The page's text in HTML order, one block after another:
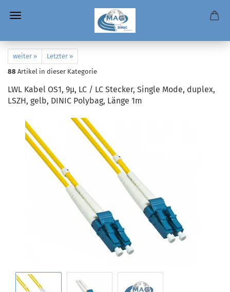
weiter »
Letzter »
88 Artikel in dieser Kategorie
LWL Kabel OS1, 9µ, LC / LC Stecker, Single Mode, duplex,
LSZH, gelb, DINIC Polybag, Länge 1m